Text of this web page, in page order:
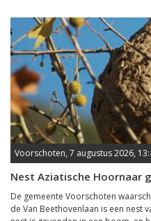
Voorschoten, 7 augustus 2026,
Nest Aziatische Hoornaar
De gemeente Voorschoten
de Van Beethovenlaan is een nest